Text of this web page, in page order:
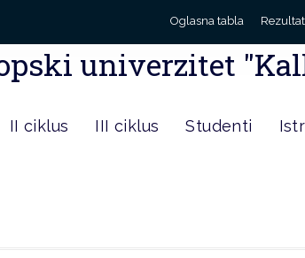
Oglasna tabla
univerzitet
II ciklus III ciklus Studenti